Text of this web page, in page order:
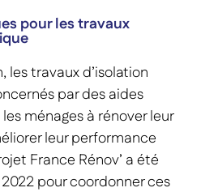
pour les travaux
les travaux d’isolation
par des aides
ménages à rénover leur
leur performance
France Rénov’ a été
pour coordonner ces